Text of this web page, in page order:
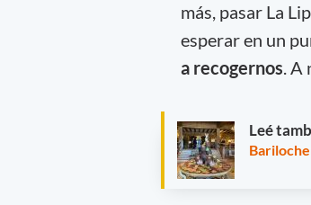
más, pasar La
esperar en un
a recogernos. A
Leé